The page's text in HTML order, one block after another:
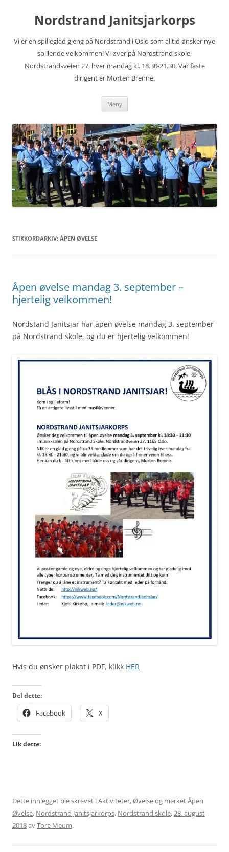
innholdNordstrand Janitsjarkorps
Vi er en spilleglad gjeng på Nordstrand i Oslo som alltid ønsker nye
spillende velkommen! Vi øver på Nordstrand skole,
Nordstrandsveien 27, hver mandag kl. 18.30-21.30. Vår faste
dirigent er Morten Brenne.
Meny
STIKKORDARKIV: ÅPEN ØVELSE
Åpen øvelse mandag 3. september –
hjertelig velkommen!
Nordstand Janitsjar har åpen øvelse mandag 3. september
på Nordstrand skole, og du er hjertelig velkommen!
Hvis du ønsker plakat i PDF, klikk HER
Del dette:
Facebook X
Lik dette:
Dette innlegget ble skrevet iAktiviteter,Øvelseog merketÅpen
Øvelse, Nordstrand Janitsjarkorps, Nordstrand skole,28. august
2018avTore Meum.